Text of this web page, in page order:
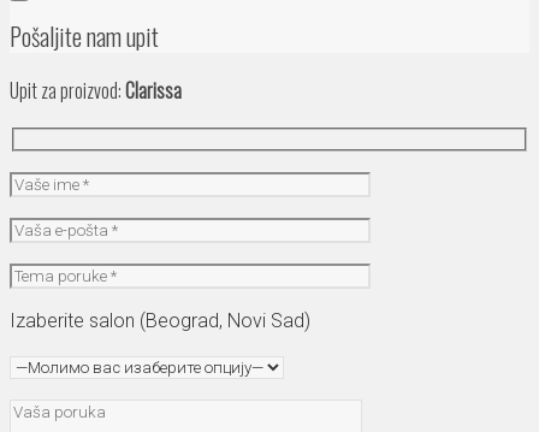
Pošaljite nam upit
Upit za proizvod:Clarissa
Izaberite salon (Beograd, Novi Sad)